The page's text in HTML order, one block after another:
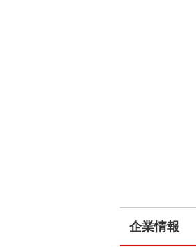
企業情報